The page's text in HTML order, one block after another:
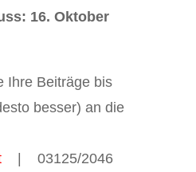
16. Oktober
Ihre Beiträge bis
besser) an die
| 03125/2046